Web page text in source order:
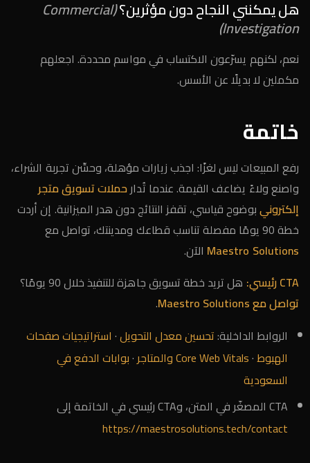
هل يمكنني النجاح دون مؤثرين؟(Commercial
Investigation)
نعم، لكنهم يسرّعون الاكتساب في مواسم محددة. اجعلهم
مكملين لا بديلًا عن الأسس.
خاتمة
رفع المبيعات ليس لغزًا: اجذب زيارات مؤهلة، وحسِّن تجربة الشراء،
واصنع ولاءً يضاعف القيمة. عندما تُدارحملات تسويق متجر
إلكترونيبوضوح قياسي، تقفز النتائج دون هدر الميزانية. إن أردت
خطة 90 يومًا مفصلة تناسب قطاعك ومدينتك، تواصل مع
Maestro Solutions الآن.
CTA رئيسي:
هل تريد خطة تسويق جاهزة للتنفيذ خلال 90 يومًا؟
تواصل مع Maestro Solutions
.
الروابط الداخلية:تحسين معدل التحويل· استراتيجيات صفحات
الهبوط·Core Web Vitals والمتاجر ·بوابات الدفع في
السعودية
CTA المصغّر في المتن، وCTA رئيسي في الخاتمة إلى
https://maestrosolutions.tech/contact